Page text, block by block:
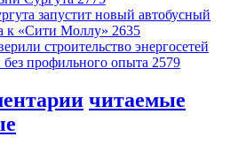
запустит новый автобусный
к «Сити Моллу» 2635
строительство энергосетей
профильного опыта 2579
читаемые